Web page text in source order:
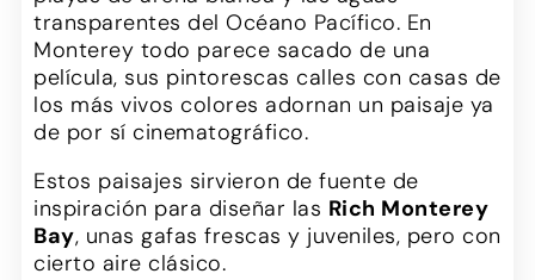
transparentes del Océano Pacífico. En
Monterey todo parece sacado de una
película, sus pintorescas calles con casas de
los más vivos colores adornan un paisaje ya
de por sí cinematográfico.
Estos paisajes sirvieron de fuente de
inspiración para diseñar las Rich Monterey
Bay, unas gafas frescas y juveniles, pero con
cierto aire clásico.